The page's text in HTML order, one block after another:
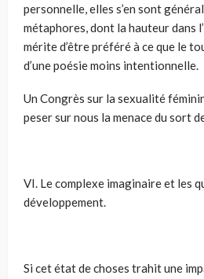
personnelle, elles s’en sont
métaphores, dont la hauteur dans
mérite d’être préféré à ce que le
d’une poésie moins intentionnelle.
Un Congrès sur la sexualité
peser sur nous la menace du sort
VI. Le complexe imaginaire et les
développement.
Si cet état de choses trahit une